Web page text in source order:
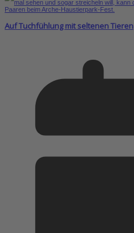
Auf Tuchfühlung mit seltenen Tieren